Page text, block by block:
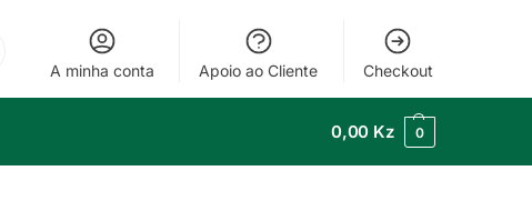
A minha conta Apoio ao Cliente Checkout
0,00 Kz 0